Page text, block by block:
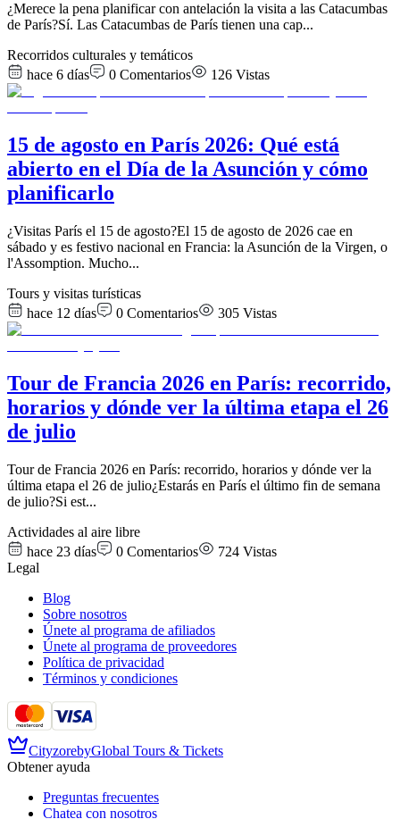
¿Merece la pena planificar con antelación la visita a las Catacumbas
de París?Sí. Las Catacumbas de París tienen una cap...
Recorridos culturales y temáticos
hace 6 días
0 Comentarios 126 Vistas
15 de agosto en París 2026: Qué está
abierto en el Día de la Asunción y cómo
planificarlo
¿Visitas París el 15 de agosto?El 15 de agosto de 2026 cae en
sábado y es festivo nacional en Francia: la Asunción de la Virgen, o
l'Assomption. Mucho...
Tours y visitas turísticas
hace 12 días
0 Comentarios 305 Vistas
Tour de Francia 2026 en París: recorrido,
horarios y dónde ver la última etapa el 26
de julio
Tour de Francia 2026 en París: recorrido, horarios y dónde ver la
última etapa el 26 de julio¿Estarás en París el último fin de semana
de julio?Si est...
Actividades al aire libre
hace 23 días
0 Comentarios 724 Vistas
Legal
Blog
Sobre nosotros
Únete al programa de afiliados
Únete al programa de proveedores
Política de privacidad
Términos y condiciones
CityzorebyGlobal Tours & Tickets
Obtener ayuda
Preguntas frecuentes
Chatea con nosotros